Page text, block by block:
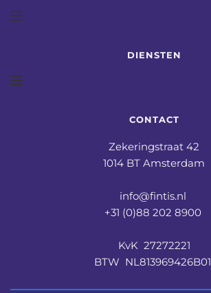
DIENSTEN
CONTACT
Zekeringstraat 42
1014 BT Amsterdam
info@fintis.nl
+31 (0)88 202 8900
KvK  27272221
BTW  NL813969426B01